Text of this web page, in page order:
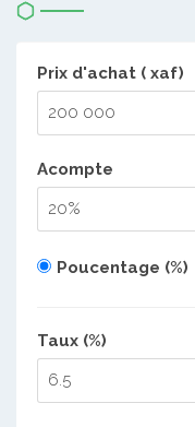
Prix d'achat ( xaf)
Acompte
Poucentage (%)
Taux (%)